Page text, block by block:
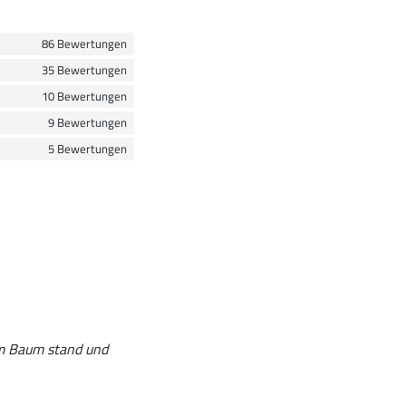
86 Bewertungen
35 Bewertungen
10 Bewertungen
9 Bewertungen
5 Bewertungen
Baum stand und